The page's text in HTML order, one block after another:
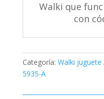
Walki que
con
Categoría: Walki juguete
5935-A